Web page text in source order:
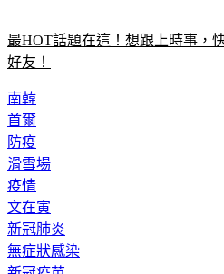
最HOT話題在這！想跟上時事，
好友！
南韓
首爾
防疫
滑雪場
疫情
文在寅
新冠肺炎
無症狀感染